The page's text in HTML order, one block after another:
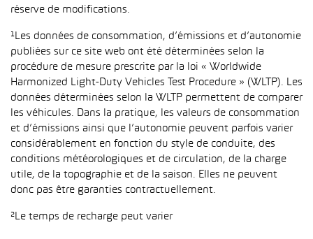
réserve de modifications.
¹Les données de consommation, d’émissions et d’autonomie
publiées sur ce site web ont été déterminées selon la
procédure de mesure prescrite par la loi « Worldwide
Harmonized Light-Duty Vehicles Test Procedure » (WLTP). Les
données déterminées selon la WLTP permettent de comparer
les véhicules. Dans la pratique, les valeurs de consommation
et d’émissions ainsi que l’autonomie peuvent parfois varier
considérablement en fonction du style de conduite, des
conditions météorologiques et de circulation, de la charge
utile, de la topographie et de la saison. Elles ne peuvent
donc pas être garanties contractuellement.
²Le temps de recharge peut varier